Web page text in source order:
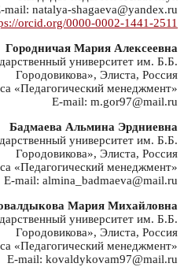
mail: natalya-shagaeva@yandex.ru
orcid.org/0000-0002-1441-2511
Городничая Мария Алексеевна
университет им. Б.Б.
Городовикова», Элиста, Россия
«Педагогический менеджмент»
E-mail: m.gor97@mail.ru
Бадмаева Альмина Эрдниевна
университет им. Б.Б.
Городовикова», Элиста, Россия
«Педагогический менеджмент»
E-mail: almina_badmaeva@mail.ru
Мария Михайловна
университет им. Б.Б.
Городовикова», Элиста, Россия
«Педагогический менеджмент»
E-mail: kovaldykovam97@mail.ru